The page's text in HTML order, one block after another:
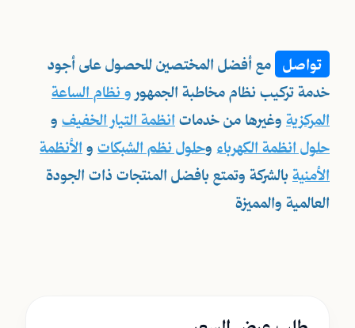
تواصل
مع أفضل المختصين للحصول على أجود
خدمة تركيب نظام مخاطبة الجمهور و نظام الساعة
المركزية وغيرها من خدمات انظمة التيار الخفيف و
حلول انظمة الكهرباء وحلول نظم الشبكات و الأنظمة
الأمنية بالشركة وتمتع بافضل المنتجات ذات الجودة
العالمية والمميزة